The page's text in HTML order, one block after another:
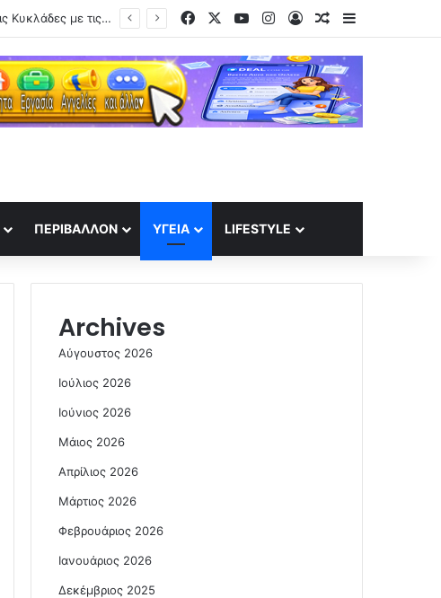
Αντώνης Σρόιτερ – Ιωάννα Μπούκη: Απολαμβάνουν τις διακοπές τους στις Κυκλάδες με τις κόρες τους FacebookYouTubeInstagram
Log InRandom Article
Sidebar
ΠΕΡΙΒΆΛΛΟΝ ΥΓΕΊΑ LIFESTYLE
Archives
Αύγουστος 2026
Ιούλιος 2026
Ιούνιος 2026
Μάιος 2026
Απρίλιος 2026
Μάρτιος 2026
Φεβρουάριος 2026
Ιανουάριος 2026
Δεκέμβριος 2025